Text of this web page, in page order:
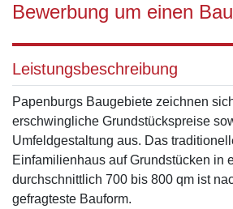
Bewerbung um einen
Leistungsbeschreibung
Papenburgs Baugebiete zeichnen
erschwingliche Grundstückspreise
Umfeldgestaltung aus. Das
Einfamilienhaus auf Grundstücken in
durchschnittlich 700 bis 800 qm ist
gefragteste Bauform.